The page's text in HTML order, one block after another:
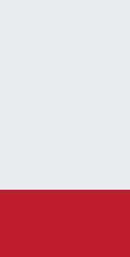
Süper Lig